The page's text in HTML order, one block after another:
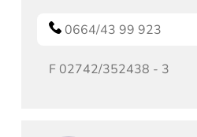
0664/43 99 923
F 02742/352438 - 3